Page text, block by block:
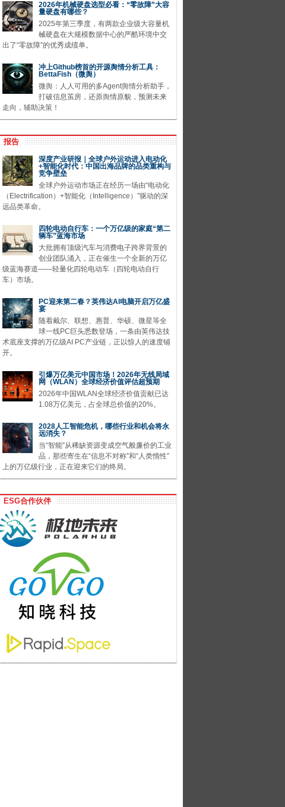
2026年机械硬盘选型必看：“零故障”大容
量硬盘有哪些？
2025年第三季度，有两款企业级大容量机
械硬盘在大规模数据中心的严酷环境中交
出了“零故障”的优秀成绩单。
冲上Github榜首的开源舆情分析工具：
BettaFish（微舆）
微舆：人人可用的多Agent舆情分析助手，
打破信息茧房，还原舆情原貌，预测未来
走向，辅助决策！
报告
深度产业研报｜全球户外运动进入电动化
+智能化时代：中国出海品牌的品类重构与
竞争壁垒
全球户外运动市场正在经历一场由“电动化
（Electrification）+智能化（Intelligence）”驱动的深
远品类革命。
四轮电动自行车：一个万亿级的家庭“第二
辆车”蓝海市场
大批拥有顶级汽车与消费电子跨界背景的
创业团队涌入，正在催生一个全新的万亿
级蓝海赛道——轻量化四轮电动车（四轮电动自行
车）市场。
PC迎来第二春？英伟达AI电脑开启万亿盛
宴
随着戴尔、联想、惠普、华硕、微星等全
球一线PC巨头悉数登场，一条由英伟达技
术底座支撑的万亿级AI PC产业链，正以惊人的速度铺
开。
引爆万亿美元中国市场！2026年无线局域
网（WLAN）全球经济价值评估超预期
2026年中国WLAN全球经济价值贡献已达
1.08万亿美元，占全球总价值的20%。
2028人工智能危机，哪些行业和机会将永
远消失？
当“智能”从稀缺资源变成空气般廉价的工业
品，那些寄生在“信息不对称”和“人类惰性”
上的万亿级行业，正在迎来它们的终局。
ESG合作伙伴